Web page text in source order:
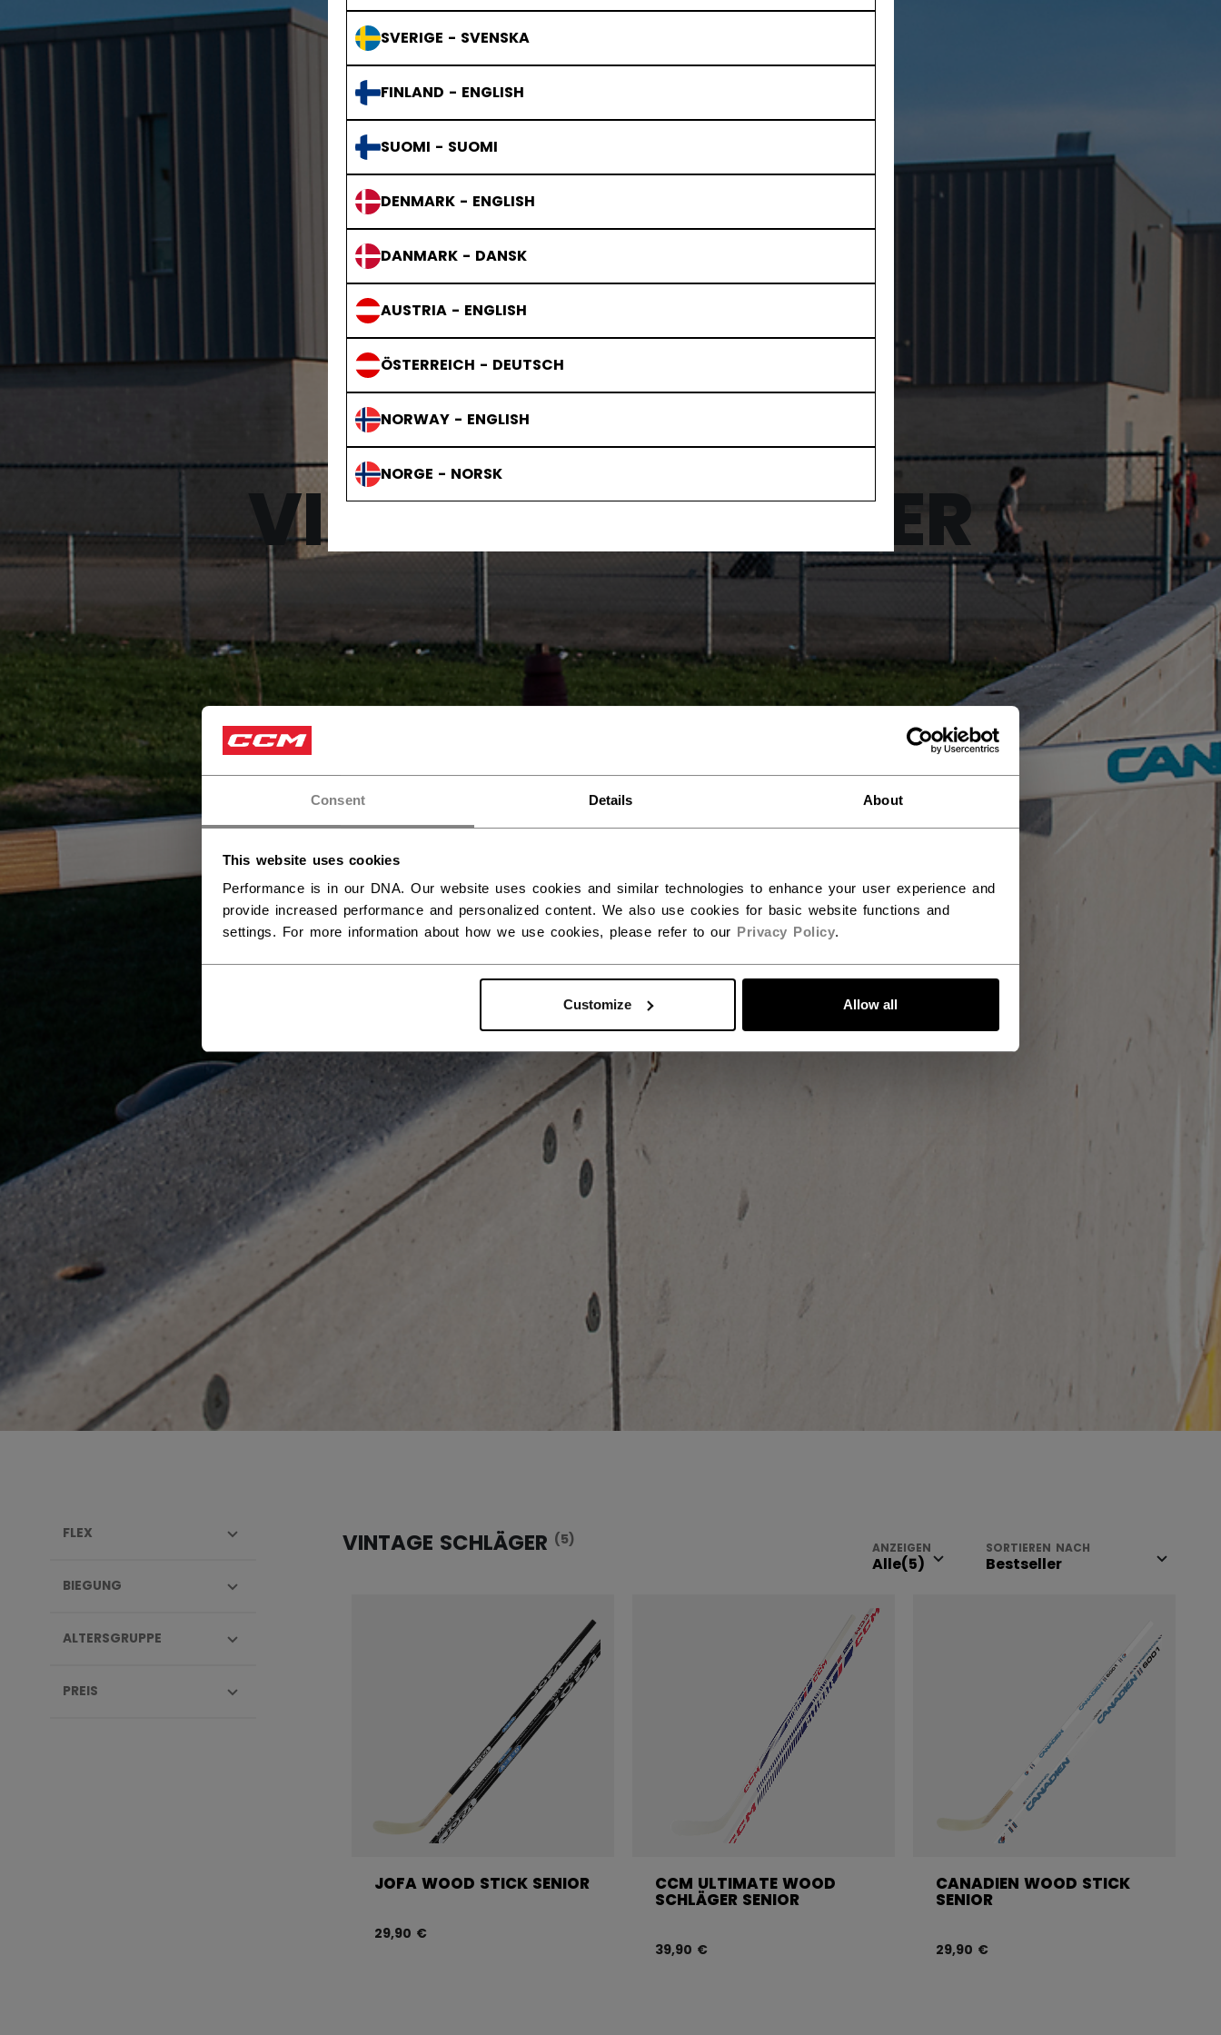
Consent Details About
This website uses cookies
Performance is in our DNA. Our website uses cookies and similar technologies to enhance your user experience and
provide increased performance and personalized content. We also use cookies for basic website functions and
settings. For more information about how we use cookies, please refer to our Privacy Policy.
Customize Allow all
SVERIGE - SVENSKA
FINLAND - ENGLISH
SUOMI - SUOMI
DENMARK - ENGLISH
DANMARK - DANSK
AUSTRIA - ENGLISH
ÖSTERREICH - DEUTSCH
NORWAY - ENGLISH
NORGE - NORSK
VINTAGE SCHLÄGER
FLEX
BIEGUNG
ALTERSGRUPPE
PREIS
VINTAGE SCHLÄGER (5) ANZEIGEN SORTIEREN NACH
JOFA WOOD STICK SENIOR
29,90 €
CCM ULTIMATE WOOD
SCHLÄGER SENIOR
39,90 €
CANADIEN WOOD STICK
SENIOR
29,90 €